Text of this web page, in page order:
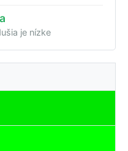
je nízke